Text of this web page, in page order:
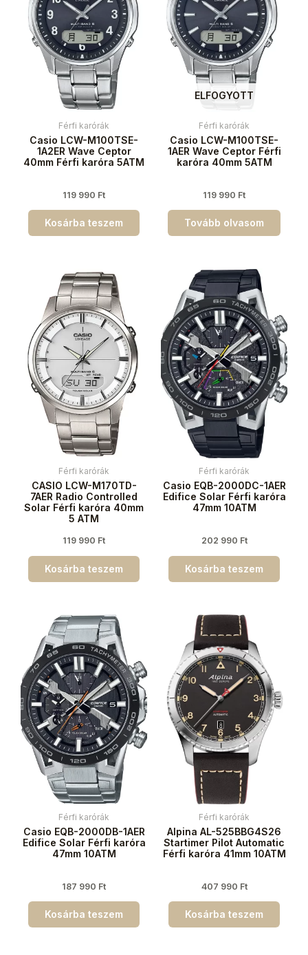
Férfi karórák
Casio LCW-M100TSE-
1A2ER Wave Ceptor
40mm Férfi karóra 5ATM
119 990 Ft
Kosárba teszem
ELFOGYOTT
Férfi karórák
Casio LCW-M100TSE-
1AER Wave Ceptor Férfi
karóra 40mm 5ATM
119 990 Ft
Tovább olvasom
Férfi karórák
CASIO LCW-M170TD-
7AER Radio Controlled
Solar Férfi karóra 40mm
5 ATM
119 990 Ft
Kosárba teszem
Férfi karórák
Casio EQB-2000DC-1AER
Edifice Solar Férfi karóra
47mm 10ATM
202 990 Ft
Kosárba teszem
Férfi karórák
Casio EQB-2000DB-1AER
Edifice Solar Férfi karóra
47mm 10ATM
187 990 Ft
Kosárba teszem
Férfi karórák
Alpina AL-525BBG4S26
Startimer Pilot Automatic
Férfi karóra 41mm 10ATM
407 990 Ft
Kosárba teszem